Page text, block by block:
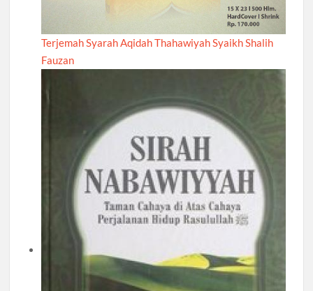
Terjemah Syarah Aqidah Thahawiyah Syaikh Shalih
Fauzan